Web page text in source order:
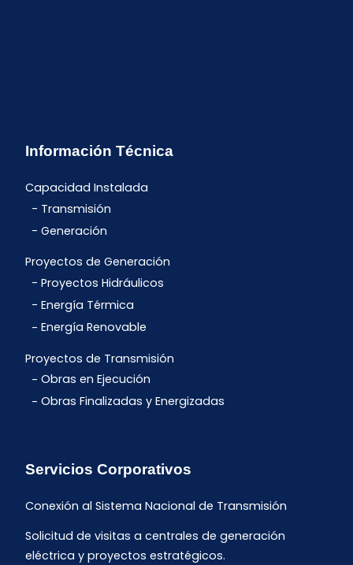
Información Técnica
Capacidad Instalada
Transmisión
Generación
Proyectos de Generación
Proyectos Hidráulicos
Energía Térmica
Energía Renovable
Proyectos de Transmisión
Obras en Ejecución
Obras Finalizadas y Energizadas
Servicios Corporativos
Conexión al Sistema Nacional de Transmisión
Solicitud de visitas a centrales de generación
eléctrica y proyectos estratégicos.